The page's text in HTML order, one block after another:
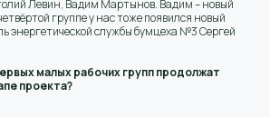
Левин, Вадим Мартынов. Вадим – новый
группе у нас тоже появился новый
энергетической службы бумцеха №3 Сергей
малых рабочих групп продолжат
проекта?